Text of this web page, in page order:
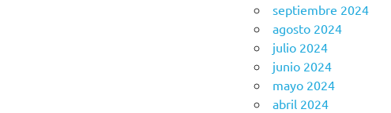
septiembre 2024
agosto 2024
julio 2024
junio 2024
mayo 2024
abril 2024